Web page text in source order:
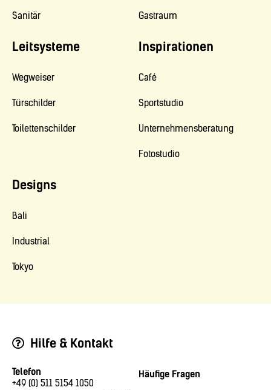
Leitsysteme
Designs
Inspirationen
Sanitär Gastraum
Wegweiser
Türschilder
Toilettenschilder
Bali
Industrial
Tokyo
Café
Sportstudio
Unternehmensberatung
Fotostudio
Hilfe & Kontakt
Telefon
+49 (0) 511 5154 1050
Häufige Fragen